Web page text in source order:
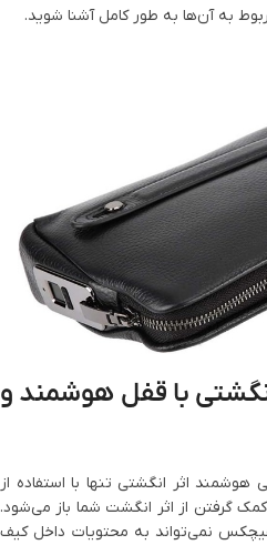
به آن‌ها به طور کامل آشنا شوید.
با قفل هوشمند و
اثر انگشتی تنها با استفاده از
گرفتن از اثر انگشت شما باز می‌شود.
نمی‌تواند به محتویات داخل کیف